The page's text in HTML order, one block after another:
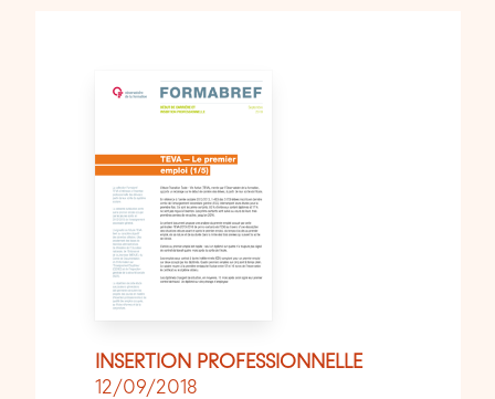
INSERTION PROFESSIONNELLE
12/09/2018